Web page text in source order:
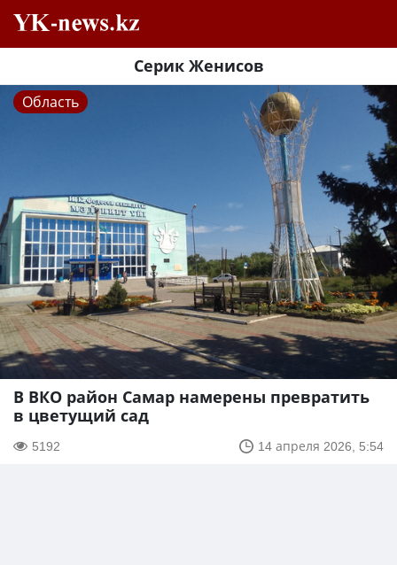
Серик Женисов
Область
В ВКО район Самар намерены превратить
в цветущий сад
5192 14 апреля 2026, 5:54